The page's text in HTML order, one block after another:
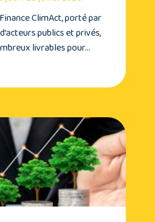
ClimAct, porté par
publics et privés,
livrables pour…